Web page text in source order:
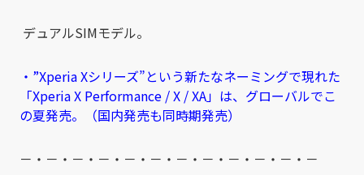
デュアルSIMモデル。
・”Xperia Xシリーズ”という新たなネーミングで現れた
「Xperia X Performance / X / XA」は、グローバルでこ
の夏発売。（国内発売も同時期発売）
－・－・－・－・－・－・－・－・－・－・－・－